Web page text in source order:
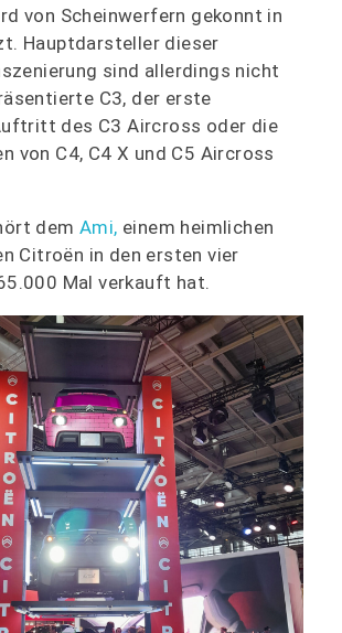
von Scheinwerfern gekonnt in
Hauptdarsteller dieser
sind allerdings nicht
C3, der erste
des C3 Aircross oder die
von C4, C4 X und C5 Aircross
dem Ami, einem heimlichen
Citroën in den ersten vier
Mal verkauft hat.